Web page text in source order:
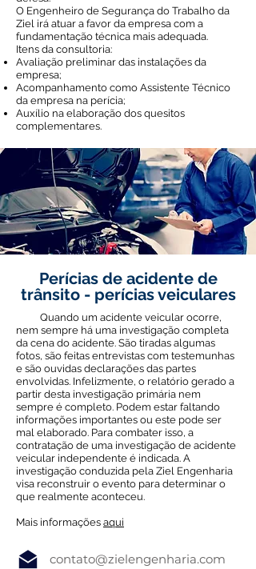
O Engenheiro de Segurança do Trabalho da
Ziel irá atuar a favor da empresa com a
fundamentação técnica mais adequada.
Itens da consultoria:
Avaliação preliminar das instalações da
empresa;
Acompanhamento como Assistente Técnico
da empresa na perícia;
Auxílio na elaboração dos quesitos
complementares.
Perícias de acidente de
trânsito - perícias veiculares
Quando um acidente veicular ocorre,
nem sempre há uma investigação completa
da cena do acidente. São tiradas algumas
fotos, são feitas entrevistas com testemunhas
e são ouvidas declarações das partes
envolvidas. Infelizmente, o relatório gerado a
partir desta investigação primária nem
sempre é completo. Podem estar faltando
informações importantes ou este pode ser
mal elaborado. Para combater isso, a
contratação de uma investigação de acidente
veicular independente é indicada. A
investigação conduzida pela Ziel Engenharia
visa reconstruir o evento para determinar o
que realmente aconteceu.
Mais informações aqui
contato@zielengenharia.com